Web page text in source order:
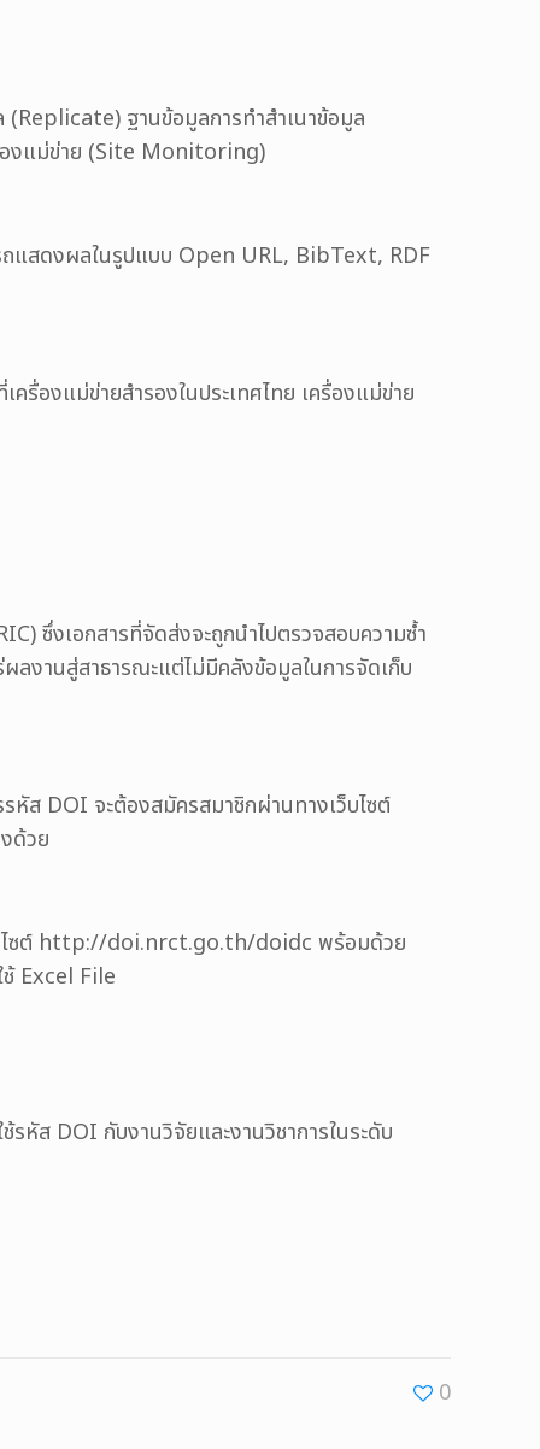
ฐานข้อมูลการทำสำเนาข้อมูล
องแม่ข่าย (Site Monitoring)
ถแสดงผลในรูปแบบ Open URL, BibText, RDF
องแม่ข่ายสำรองในประเทศไทย เครื่องแม่ข่าย
ซึ่งเอกสารที่จัดส่งจะถูกนำไปตรวจสอบความซ้ำ
งานสู่สาธารณะแต่ไม่มีคลังข้อมูลในการจัดเก็บ
หัส DOI จะต้องสมัครสมาชิกผ่านทางเว็บไซต์
ด้วย
บไซต์ http://doi.nrct.go.th/doidc พร้อมด้วย
ช้ Excel File
ส DOI กับงานวิจัยและงานวิชาการในระดับ
0